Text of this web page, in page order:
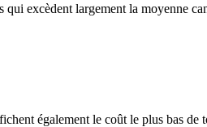
excèdent largement la moyenne
également le coût le plus bas de